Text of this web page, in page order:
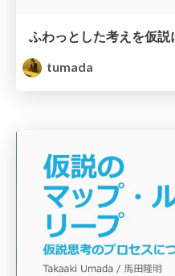
ふわっとした考えを仮
tumada